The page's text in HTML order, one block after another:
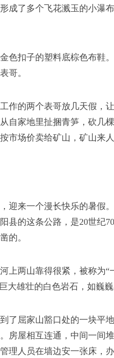
成了多个飞花溅玉的小瀑
色扣子的塑料底棕色布鞋
哥。
作的两个表哥放几天假，
自家地里扯捆青笋，砍几
市场价卖给矿山，矿山来人
迎来一个漫长快乐的暑假
县的这条公路，是20世纪
的。
上两山靠得很紧，被称为“
大雄壮的白色岩石，如巍巍
了屈家山豁口处的一块平
房屋相互连通，中间一间
理人员在墙边安一张床，办